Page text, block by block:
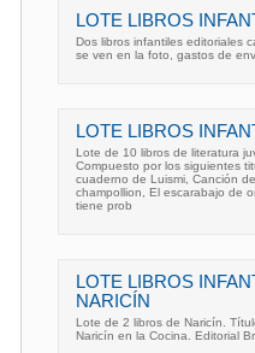
LOTE LIBROS
Dos libros infantiles editoriales
se ven en la foto, gastos de
LOTE LIBROS
Lote de 10 libros de literatura
Compuesto por los siguientes
cuaderno de Luismi, Canción
champollion, El escarabajo de
tiene prob
LOTE LIBROS
NARICÍN
Lote de 2 libros de Naricín.
Naricín en la Cocina. Editorial